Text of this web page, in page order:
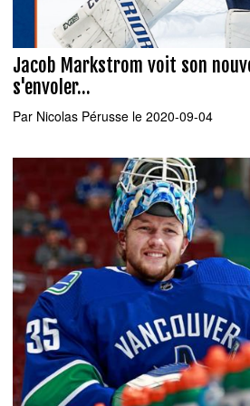
Jacob Markstrom voit son
s'envoler...
Par Nicolas Pérusse le 2020-09-04